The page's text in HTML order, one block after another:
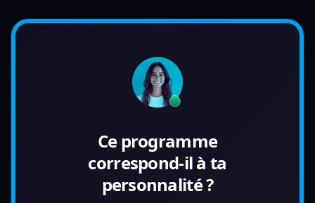
Ce programme
correspond-il à ta
personnalité ?